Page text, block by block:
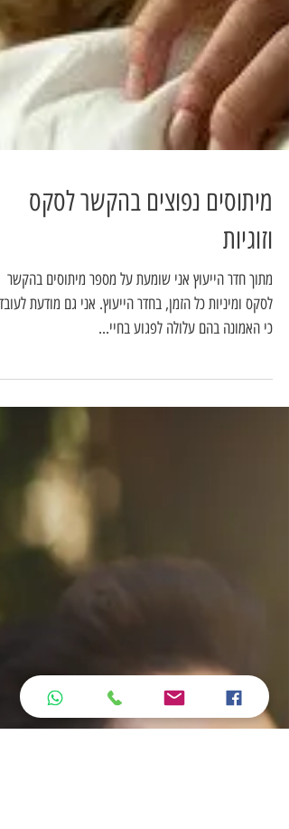
מיתוסים נפוצים בהקשר לסקס
לסקס ומיניות כל הזמן, בחדר הייעוץ. אני גם מודעת
כי האמונה בהם עלולה לפגוע בחיי...